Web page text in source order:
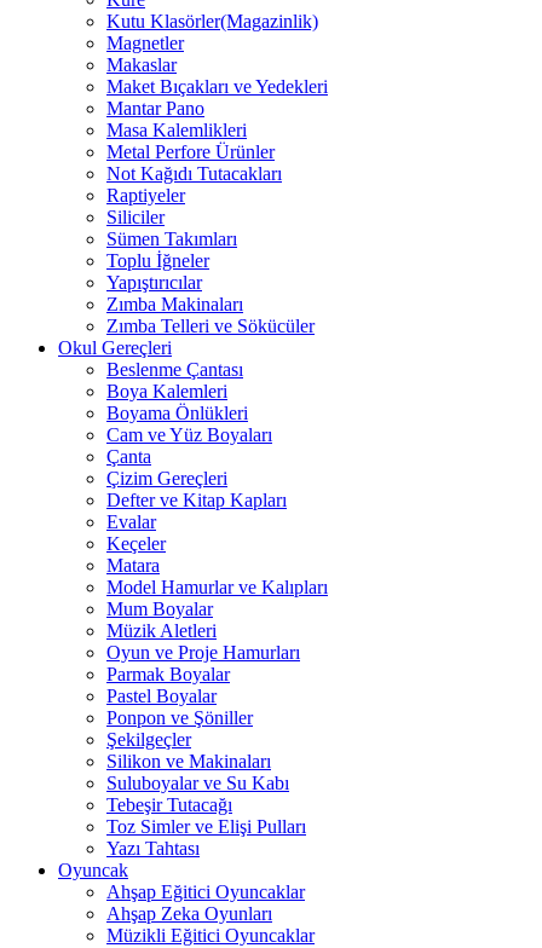
Kutu Klasörler(Magazinlik)
Magnetler
Makaslar
Maket Bıçakları ve Yedekleri
Mantar Pano
Masa Kalemlikleri
Metal Perfore Ürünler
Not Kağıdı Tutacakları
Raptiyeler
Siliciler
Sümen Takımları
Toplu İğneler
Yapıştırıcılar
Zımba Makinaları
Zımba Telleri ve Sökücüler
Okul Gereçleri
Beslenme Çantası
Boya Kalemleri
Boyama Önlükleri
Cam ve Yüz Boyaları
Çanta
Çizim Gereçleri
Defter ve Kitap Kapları
Evalar
Keçeler
Matara
Model Hamurlar ve Kalıpları
Mum Boyalar
Müzik Aletleri
Oyun ve Proje Hamurları
Parmak Boyalar
Pastel Boyalar
Ponpon ve Şöniller
Şekilgeçler
Silikon ve Makinaları
Suluboyalar ve Su Kabı
Tebeşir Tutacağı
Toz Simler ve Elişi Pulları
Yazı Tahtası
Oyuncak
Ahşap Eğitici Oyuncaklar
Ahşap Zeka Oyunları
Müzikli Eğitici Oyuncaklar